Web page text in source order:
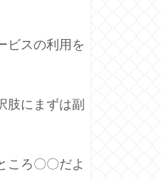
ビスの利用を
肢にまずは副
ころ〇〇だよ